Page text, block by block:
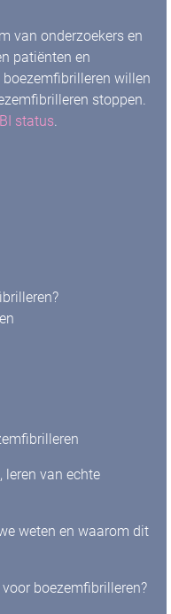
van onderzoekers en
patiënten en
willen
stoppen.
status.
leren van echte
weten en waarom dit
boezemfibrilleren?